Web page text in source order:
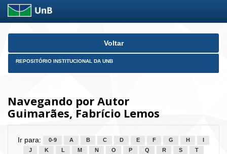
Skip
Voltar
REPOSITÓRIO INSTITUCIONAL DA UNB
Navegando por Autor
Guimarães, Fabrício Lemos
Ir para: 0-9 A B C D E F G H
J
K L M N O P Q R S
T